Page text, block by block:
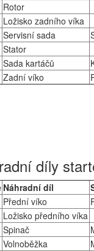
Rotor
Ložisko zadního víka
Servisní sada
Stator
Sada kartáčů
Zadní víko
díly
Náhradní díl
Přední víko
Ložisko předního víka
Spinač
Volnoběžka